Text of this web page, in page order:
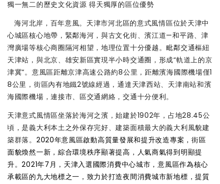
獨一無二的歷史文化資源 得天獨厚的區位優勢
海河北岸，百年意風。天津市河北區的意式風情區位於天津中
心城區核心地帶，緊鄰海河，與古文化街、濱江道—和平路、津
灣廣場等核心商圈隔河相望，地理位置十分優越。毗鄰交通樞紐
天津站，與北京、雄安新區實現半小時交通圈，形成“軌道上的京
津冀”。意風區距離京津高速公路約8公里，距離濱海國際機場僅1
8公里，街區內有地鐵2號線經過，通達天津西站、天津南站和濱
海國際機場，連接市、區交通網絡，交通十分便利。
天津意式風情區坐落於海河之濱，始建於1902年，占地28.45公
頃，是義大利本土之外保存完好、建築面積最大的義大利風貌建
築群落。 2020年意風區啟動高質量發展和提升改造專案，街區
面貌煥然一新，綜合環境秩序顯著提高，人氣商氣得到明顯提
升。2021年7月，天津入選國際消費中心城市，意風區作為核心
承載區的九大地標之一，致力於打造夜間消費城市新地標，提質